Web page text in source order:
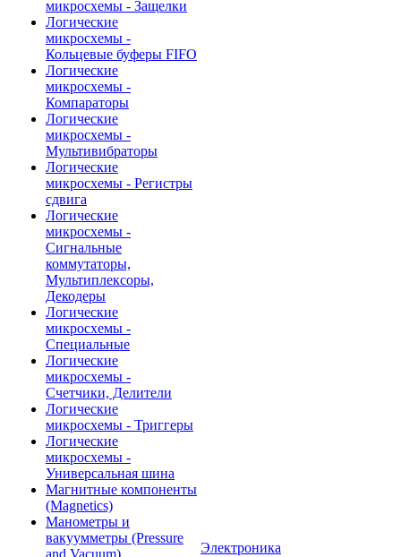
микросхемы - Защелки
Логические
микросхемы -
Кольцевые буферы FIFO
Логические
микросхемы -
Компараторы
Логические
микросхемы -
Мультивибраторы
Логические
микросхемы - Регистры
сдвига
Логические
микросхемы -
Сигнальные
коммутаторы,
Мультиплексоры,
Декодеры
Логические
микросхемы -
Специальные
Логические
микросхемы -
Счетчики, Делители
Логические
микросхемы - Триггеры
Логические
микросхемы -
Универсальная шина
Магнитные компоненты
(Magnetics)
Манометры и
вакуумметры (Pressure
and Vacuum)
Электроника